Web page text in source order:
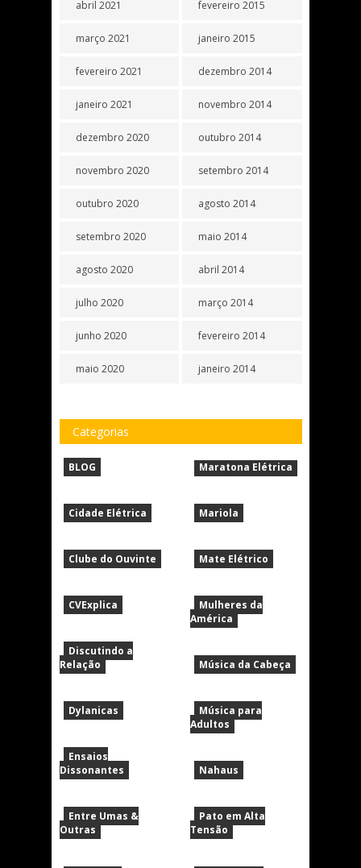
abril 2021
março 2021
fevereiro 2021
janeiro 2021
dezembro 2020
novembro 2020
outubro 2020
setembro 2020
agosto 2020
julho 2020
junho 2020
maio 2020
fevereiro 2015
janeiro 2015
dezembro 2014
novembro 2014
outubro 2014
setembro 2014
agosto 2014
maio 2014
abril 2014
março 2014
fevereiro 2014
janeiro 2014
Categorias
BLOG
Cidade Elétrica
Clube do Ouvinte
CVExplica
Discutindo a
Relação
Dylanicas
Ensaios
Dissonantes
Entre Umas &
Outras
Maratona Elétrica
Mariola
Mate Elétrico
Mulheres da
América
Música da Cabeça
Música para
Adultos
Nahaus
Pato em Alta
Tensão